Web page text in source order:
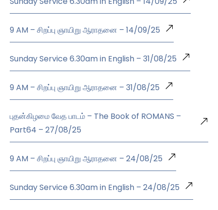
9 AM – சிறப்பு ஞாயிறு ஆராதனை – 14/09/25
Sunday Service 6.30am in English – 31/08/25
9 AM – சிறப்பு ஞாயிறு ஆராதனை – 31/08/25
புதன்கிழமை வேத பாடம் – The Book of ROMANS –
Part64 – 27/08/25
9 AM – சிறப்பு ஞாயிறு ஆராதனை – 24/08/25
Sunday Service 6.30am in English – 24/08/25